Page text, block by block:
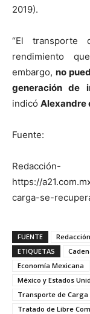
2019).
“El transporte
rendimiento
embargo,no
generación de
indicó Alexandre
Fuente:
Redacción-
https://
carga-se-
FUENTE
Redacción
ETIQUETAS
Economía Mexicana
México y Estados
Transporte de Carga
Tratado de Libre